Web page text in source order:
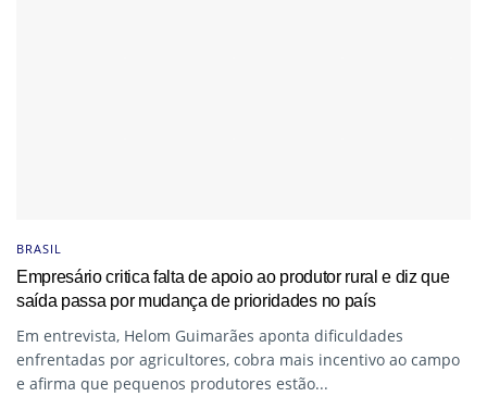
BRASIL
Empresário critica falta de apoio ao produtor rural e diz que
saída passa por mudança de prioridades no país
Em entrevista, Helom Guimarães aponta dificuldades
enfrentadas por agricultores, cobra mais incentivo ao campo
e afirma que pequenos produtores estão...